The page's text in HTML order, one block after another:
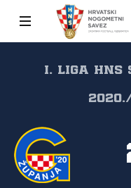
I. liga HNS